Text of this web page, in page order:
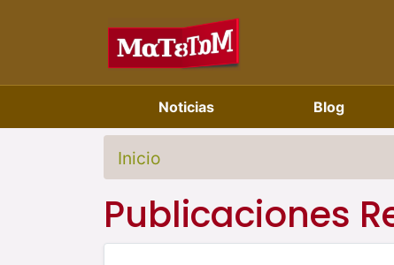
Noticias Blog
Inicio
Publicaciones